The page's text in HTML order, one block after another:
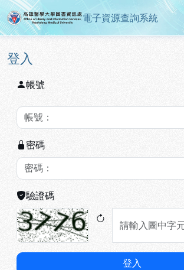
跳到主要內容
:::
高雄醫學大學圖書資
電子資源查詢系統
:::
登入
帳號
密碼
驗證碼
登入